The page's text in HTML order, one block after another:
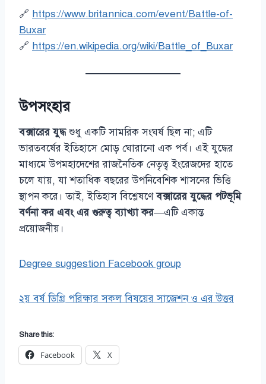
🔗 https://www.britannica.com/event/Battle-of-
Buxar
🔗 https://en.wikipedia.org/wiki/Battle_of_Buxar
উপসংহার
বক্সারের যুদ্ধশুধু একটি সামরিক সংঘর্ষ ছিল না; এটি
ভারতবর্ষের ইতিহাসে মোড় ঘোরানো এক পর্ব। এই যুদ্ধের
মাধ্যমে উপমহাদেশের রাজনৈতিক নেতৃত্ব ইংরেজদের হাতে
চলে যায়, যা শতাধিক বছরের উপনিবেশিক শাসনের ভিত্তি
স্থাপন করে। তাই, ইতিহাস বিশ্লেষণেবক্সারের যুদ্ধের পটভূমি
বর্ণনা কর এবং এর গুরুত্ব ব্যাখ্যা কর—এটি একান্ত
প্রয়োজনীয়।
Degree suggestion Facebook group
২য় বর্ষ ডিগ্রি পরিক্ষার সকল বিষয়ের সাজেশন ও এর উত্তর
Share this:
Facebook X